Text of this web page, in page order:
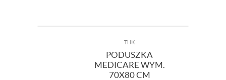
THK
PODUSZKA
MEDICARE WYM.
70X80 CM